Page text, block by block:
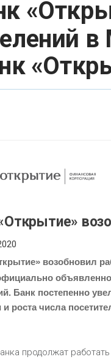
возобновил
Банк постепенно
и роста числа
продолжат